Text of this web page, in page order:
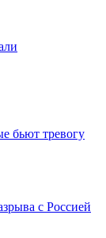
бьют тревогу
с Россией